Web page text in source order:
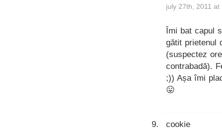
july 27th, 2011 at
Îmi bat capul
gătit prietenul
(suspectez
contrabadă).
;)) Așa îmi
😛
cookie